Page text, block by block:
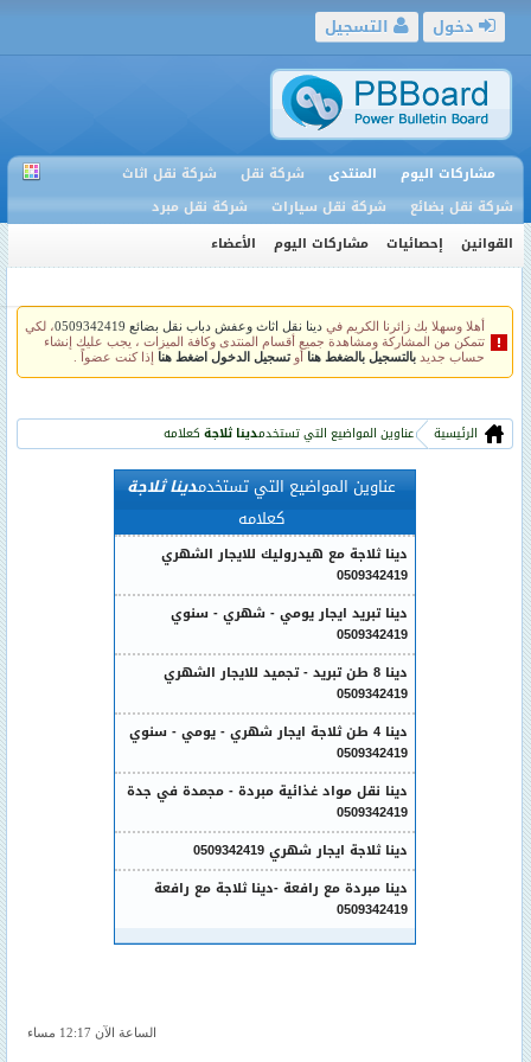
التسجيل دخول
مشاركات اليوم المنتدى شركة نقل
شركة نقل اثاث
شركة نقل بضائع
شركة نقل سيارات
شركة نقل مبرد
القوانين
إحصائيات مشاركات اليوم الأعضاء
أهلا وسهلا بك زائرنا الكريم فيدينا نقل اثاث وعفش دباب نقل بضائع 0509342419
، لكي
تتمكن من المشاركة ومشاهدة جميع أقسام المنتدى وكافة الميزات ، يجب عليك إنشاء
حساب جديدبالتسجيل بالضغط هنا أوتسجيل الدخول اضغط هنا إذا كنت عضواً .
الرئيسية عناوين المواضيع التي تستخدمدينا ثلاجة كعلامه
عناوين المواضيع التي تستخدمدينا ثلاجة
كعلامه
دينا ثلاجة مع هيدروليك للايجار الشهري
0509342419
دينا تبريد ايجار يومي - شهري - سنوي
0509342419
دينا 8 طن تبريد - تجميد للايجار الشهري
0509342419
دينا 4 طن ثلاجة ايجار شهري - يومي - سنوي
0509342419
دينا نقل مواد غذائية مبردة - مجمدة في جدة
0509342419
دينا ثلاجة ايجار شهري 0509342419
دينا مبردة مع رافعة -دينا ثلاجة مع رافعة
0509342419
الساعة الآن 12:17 مساء